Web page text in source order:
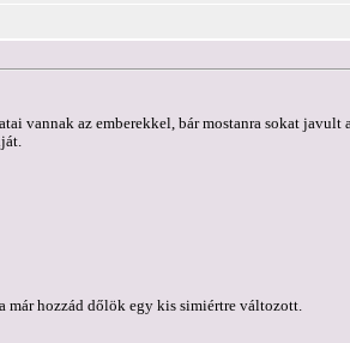
vannak az emberekkel, bár mostanra sokat
már hozzád dőlök egy kis simiértre változott.